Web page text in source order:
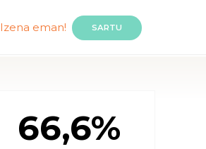
Izena eman! SARTU
66,6%